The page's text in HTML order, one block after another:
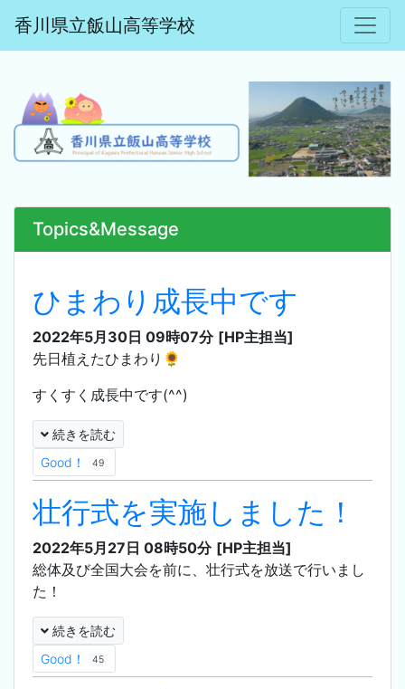
香川県立飯山高等学校
Topics&Message
ひまわり成長中です
2022年5月30日 09時07分 [HP主担当]
先日植えたひまわり🌻
すくすく成長中です(^^)
続きを読む
Good！
49
壮行式を実施しました！
2022年5月27日 08時50分 [HP主担当]
総体及び全国大会を前に、壮行式を放送で行いまし
た！
続きを読む
Good！
45